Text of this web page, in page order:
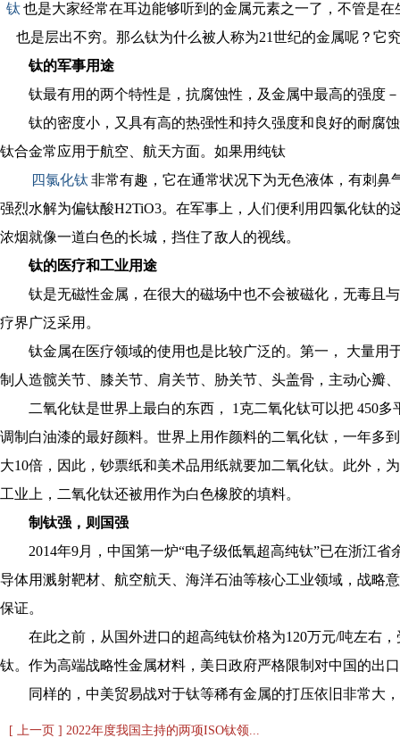
钛也是大家经常在耳边能够听到的金属元素之一了，不管是
也是层出不穷。那么钛为什么被人称为21世纪的金属呢？它
钛的军事用途
钛最有用的两个特性是，抗腐蚀性，及金属中最高的强度
钛的密度小，又具有高的热强性和持久强度和良好的耐腐蚀
钛合金常应用于航空、航天方面。如果用纯钛
四氯化钛非常有趣，它在通常状况下为无色液体，有刺
强烈水解为偏钛酸H2TiO3。在军事上，人们便利用四氯化钛
浓烟就像一道白色的长城，挡住了敌人的视线。
钛的医疗和工业用途
钛是无磁性金属，在很大的磁场中也不会被磁化，无毒且与
疗界广泛采用。
钛金属在医疗领域的使用也是比较广泛的。第一， 大量用
制人造髋关节、膝关节、肩关节、胁关节、头盖骨，主动心瓣
二氧化钛是世界上最白的东西， 1克二氧化钛可以把 450多
调制白油漆的最好颜料。世界上用作颜料的二氧化钛，一年多
大10倍，因此，钞票纸和美术品用纸就要加二氧化钛。此外，
工业上，二氧化钛还被用作为白色橡胶的填料。
制钛强，则国强
2014年9月，中国第一炉“电子级低氧超高纯钛”已在浙江省
导体用溅射靶材、航空航天、海洋石油等核心工业领域，战略
保证。
在此之前，从国外进口的超高纯钛价格为120万元/吨左右，
钛。作为高端战略性金属材料，美日政府严格限制对中国的出
同样的，中美贸易战对于钛等稀有金属的打压依旧非常大
[ 上一页 ] 2022年度我国主持的两项ISO钛领...